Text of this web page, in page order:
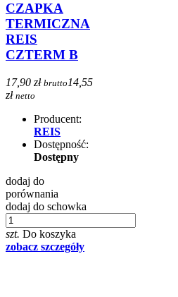
CZAPKA
TERMICZNA
REIS
CZTERM B
17,90 zł brutto 14,55
zł netto
Producent:
REIS
Dostępność:
Dostępny
dodaj do
porównania
dodaj do schowka
szt. Do koszyka
zobacz szczegóły